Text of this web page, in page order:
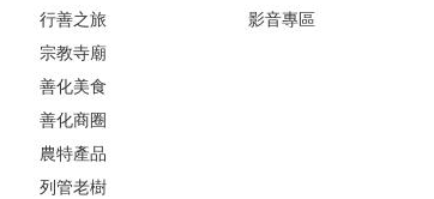
行善之旅
宗教寺廟
善化美食
善化商圈
農特產品
列管老樹
影音專區